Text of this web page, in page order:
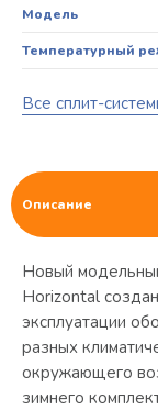
Модель
Температурный
Все сплит-
Описание
Новый
Horizontal
эксплуатации
разных
окружающего
зимнего